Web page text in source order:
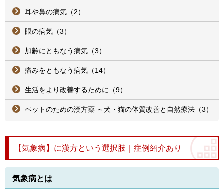
耳や鼻の病気（2）
眼の病気（3）
加齢にともなう病気（3）
痛みをともなう病気（14）
生活をより改善するために（9）
ペットのための漢方薬 ～犬・猫の体質改善と自然療法（3）
【気象病】に漢方という選択肢｜症例紹介あり
気象病とは